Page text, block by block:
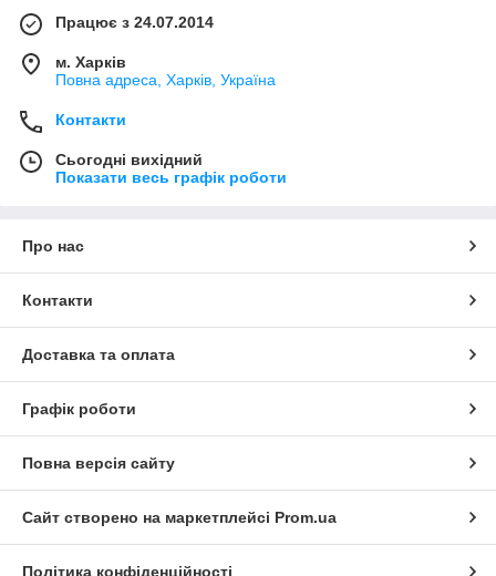
Працює з 24.07.2014
м. Харків
Повна адреса, Харків, Україна
Контакти
Сьогодні вихідний
Показати весь графік роботи
Про нас
Контакти
Доставка та оплата
Графік роботи
Повна версія сайту
Сайт створено на маркетплейсі Prom.ua
Політика конфіденційності